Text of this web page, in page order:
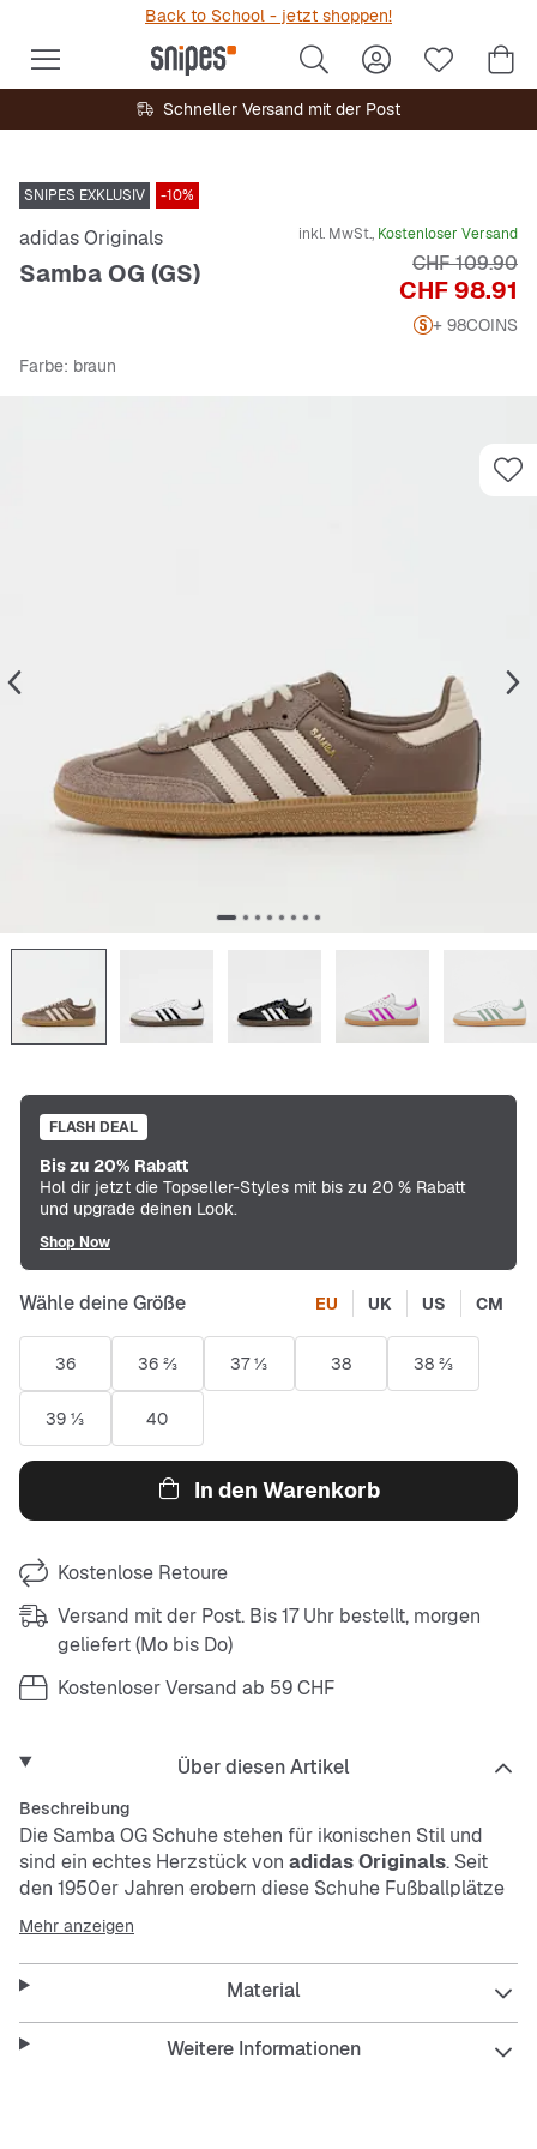
Back to School - jetzt shoppen!
Schneller Versand mit der Post
SNIPES EXKLUSIV -10%
adidas Originals
Samba OG (GS)
inkl. MwSt., Kostenloser Versand
Preis
CHF 98.91
Originalpreis
CHF 109.90
+ 98COINS
Farbe: braun
FLASH DEAL
Bis zu 20% Rabatt
Hol dir jetzt die Topseller-Styles mit bis zu 20 % Rabatt
und upgrade deinen Look.
Shop Now
Wähle deine Größe EU UK US CM
36 36 ⅔ 37 ⅓ 38 38 ⅔
39 ⅓ 40
In den Warenkorb
Kostenlose Retoure
Versand mit der Post. Bis 17 Uhr bestellt, morgen
geliefert (Mo bis Do)
Kostenloser Versand ab 59 CHF
Über diesen Artikel
Beschreibung
Die Samba OG Schuhe stehen für ikonischen Stil und
sind ein echtes Herzstück von adidas Originals. Seit
den 1950er Jahren erobern diese Schuhe Fußballplätze
und Skateparks und haben sich eine treue Fangemeinde
aufgebaut. Mit ihrem Obermaterial aus hochwertigem
Leder und der bekannten Wildleder-Zehe bieten sie eine
zeitlose Silhouette, die nie aus der Mode kommt.
Die Samba OG Schuhe für Kinder und Teens bestehen
Mehr anzeigen
Material
Weitere Informationen